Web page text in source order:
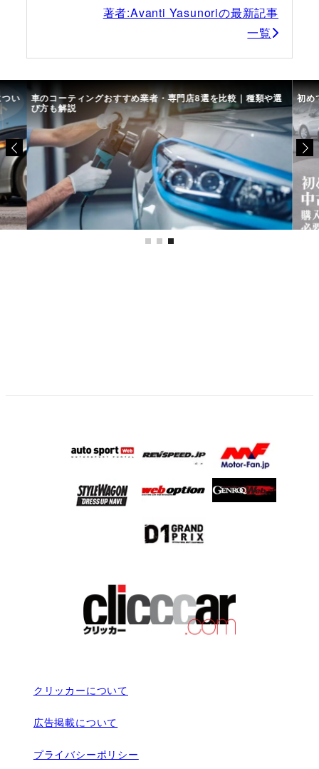
著者:Avanti Yasunoriの最新記事
一覧
い 車のコーティングおすすめ業者・専門店8選を比較｜種類や選
び方も解説
初め
クリッカーについて
広告掲載について
プライバシーポリシー